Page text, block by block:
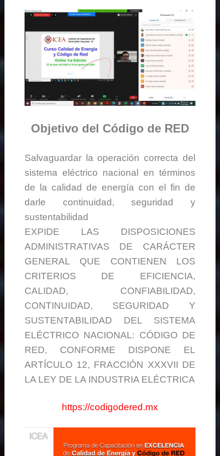
Objetivo del Código de RED
Salvaguardar la operación correcta del
sistema eléctrico nacional en términos
de la calidad de energía con el fin de
darle continuidad, seguridad y
sustentabilidad
EXPIDE LAS DISPOSICIONES
ADMINISTRATIVAS DE CARÁCTER
GENERAL QUE CONTIENEN LOS
CRITERIOS DE EFICIENCIA,
CALIDAD, CONFIABILIDAD,
CONTINUIDAD, SEGURIDAD Y
SUSTENTABILIDAD DEL SISTEMA
ELÉCTRICO NACIONAL: CÓDIGO DE
RED, CONFORME DISPONE EL
ARTÍCULO 12, FRACCIÓN XXXVII DE
LA LEY DE LA INDUSTRIA ELÉCTRICA
https://codigodered.mx